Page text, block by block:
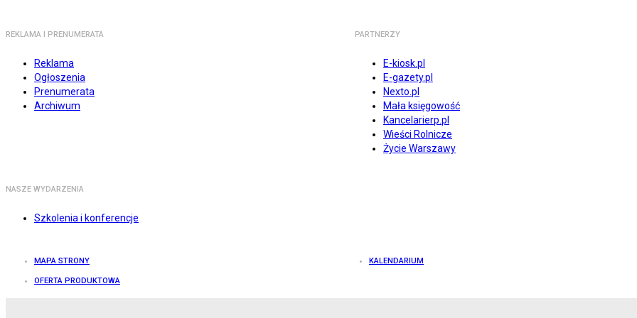
REKLAMA I PRENUMERATA
Reklama
Ogłoszenia
Prenumerata
Archiwum
PARTNERZY
E-kiosk.pl
E-gazety.pl
Nexto.pl
Mała księgowość
Kancelarierp.pl
Wieści Rolnicze
Życie Warszawy
NASZE WYDARZENIA
Szkolenia i konferencje
MAPA STRONY KALENDARIUM
OFERTA PRODUKTOWA